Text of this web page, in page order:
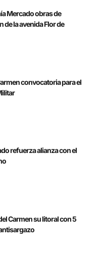
Mercado obras de
de la avenida Flor de
convocatoria para el
refuerza alianza con el
Carmen su litoral con 5